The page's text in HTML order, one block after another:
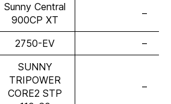
Sunny Central
900CP XT
–
2750-EV –
SUNNY
TRIPOWER
CORE2 STP
–